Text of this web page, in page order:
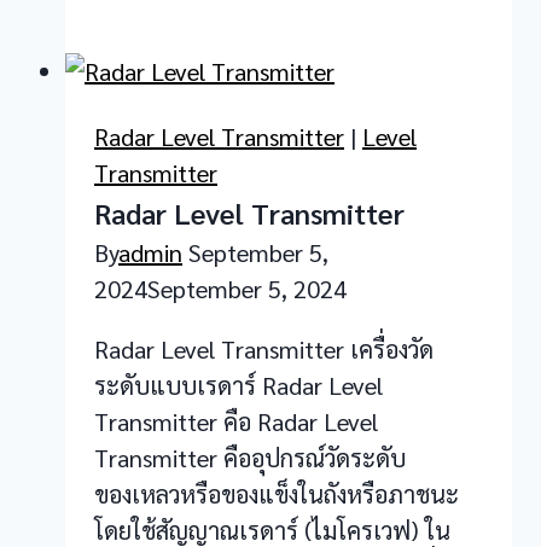
Radar Level Transmitter | Level
Transmitter
Radar Level Transmitter
Byadmin September 5,
2024September 5, 2024
Radar Level Transmitter เครื่องวัด
ระดับแบบเรดาร์ Radar Level
Transmitter คือ Radar Level
Transmitter คืออุปกรณ์วัดระดับ
ของเหลวหรือของแข็งในถังหรือภาชนะ
โดยใช้สัญญาณเรดาร์ (ไมโครเวฟ) ใน